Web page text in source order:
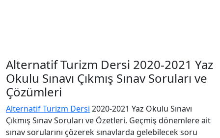
Alternatif Turizm Dersi 2020-2021 Yaz
Okulu Sınavı Çıkmış Sınav Soruları ve
Çözümleri
Alternatif Turizm Dersi 2020-2021 Yaz Okulu Sınavı
Çıkmış Sınav Soruları ve Özetleri. Geçmiş dönemlere ait
sınav sorularını çözerek sınavlarda gelebilecek soru